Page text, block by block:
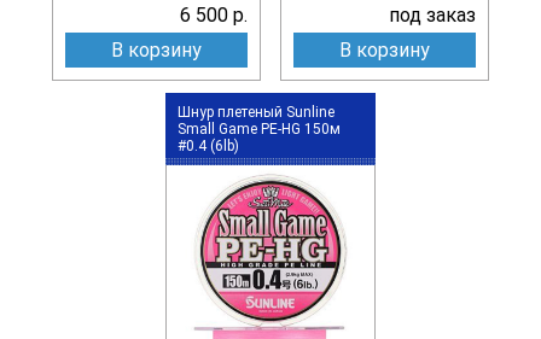
6 500 р.
В корзину
под заказ
В корзину
Шнур плетеный Sunline
Small Game PE-HG 150м
#0.4 (6lb)